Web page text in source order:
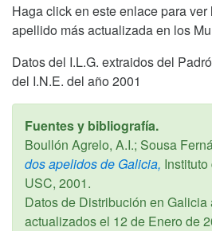
Haga click en este enlace para
apellido más actualizada en los
Datos del I.L.G. extraidos del
del I.N.E. del año 2001
Fuentes y bibliografía.
Boullón Agrelo, A.I.; Sousa
dos apelidos de Galicia,
USC, 2001.
Datos de Distribución en Galicia
actualizados el 12 de Enero de